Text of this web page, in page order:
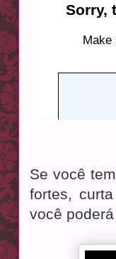
Se você
fortes,
você